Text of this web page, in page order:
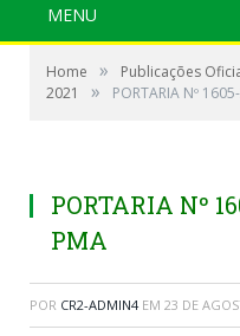
MENU
Home » Publicações
2021
» PORTARIA Nº
PORTARIA Nº
PMA
POR CR2-ADMIN4 EM 23 DE